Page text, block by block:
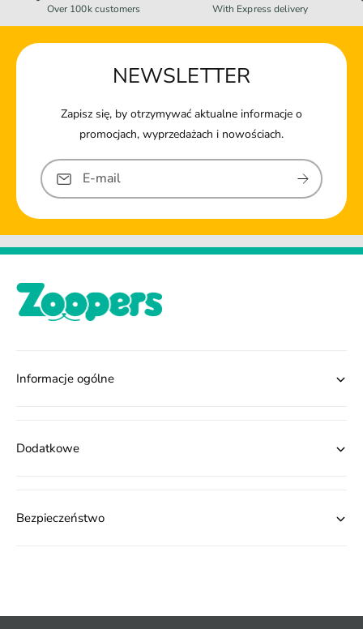
Over 100k customers
With Express delivery
NEWSLETTER
Zapisz się, by otrzymywać aktualne informacje o
promocjach, wyprzedażach i nowościach.
E-mail
Informacje ogólne
Dodatkowe
Bezpieczeństwo
e